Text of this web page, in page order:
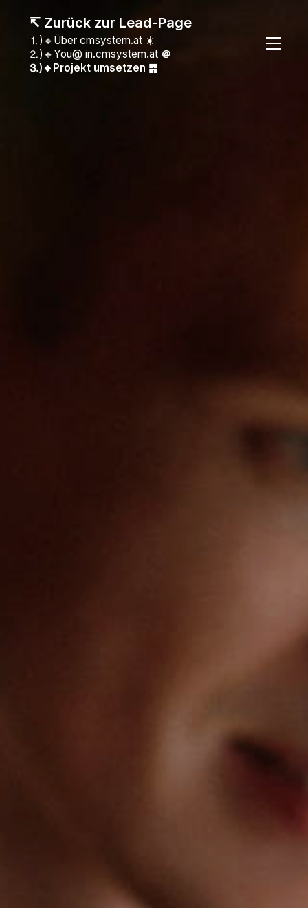
↸ Zurück zur Lead-Page
⒈)🔸Über cmsystem.at ☀️
⒉)🔸You@ in.cmsystem.at ＠
⒊)🔸Projekt umsetzen ䷴